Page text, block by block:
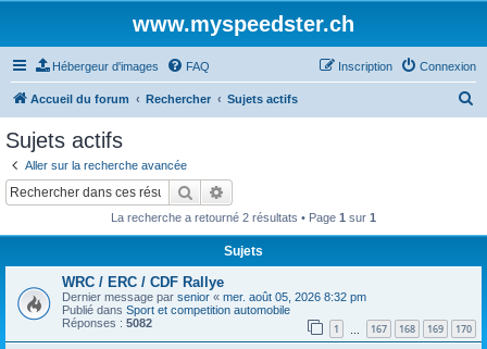
www.myspeedster.ch
Hébergeur d'images FAQ Connexion
Inscription
Accueil du forum Rechercher Sujets actifs
Sujets actifs
Aller sur la recherche avancée
Rechercher
La recherche a retourné 2 résultats • Page 1 sur 1
Sujets
WRC / ERC / CDF Rallye
Dernier message par senior « mer. août 05, 2026 8:32 pm
Publié dans Sport et competition automobile
Réponses : 5082 1 167 168 169 170